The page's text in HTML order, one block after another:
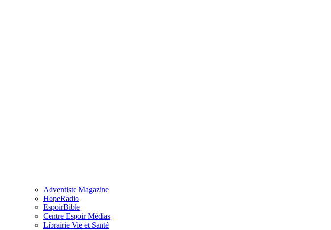
Adventiste Magazine
HopeRadio
EspoirBible
Centre Espoir Médias
Librairie Vie et Santé